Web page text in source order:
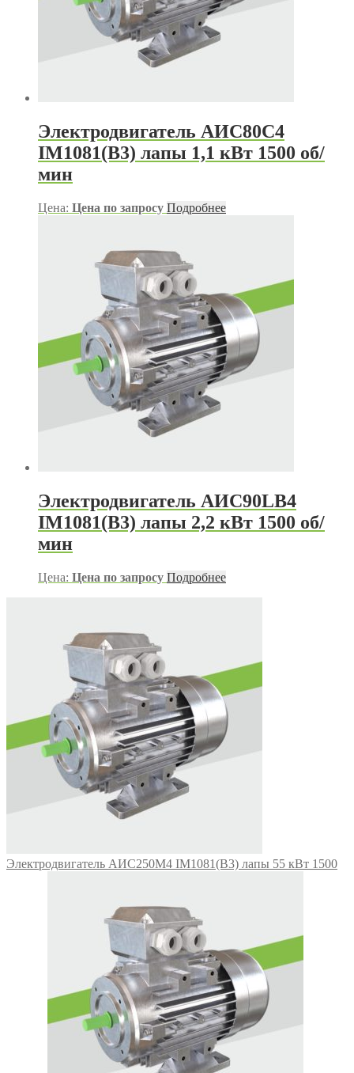
Электродвигатель АИС80С4
IM1081(B3) лапы 1,1 кВт 1500 об/
мин
Цена: Цена по запросу Подробнее
Электродвигатель АИС90LB4
IM1081(B3) лапы 2,2 кВт 1500 об/
мин
Цена: Цена по запросу Подробнее
Электродвигатель АИС250М4 IM1081(B3) лапы 55 кВт 1500